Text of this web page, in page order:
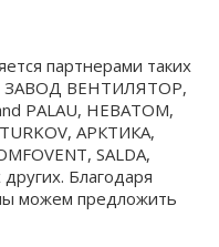
партнерами таких
ЗАВОД ВЕНТИЛЯТОР,
PALAU, НЕВАТОМ,
АРКТИКА,
SALDA,
Благодаря
можем предложить